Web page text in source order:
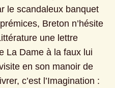
le scandaleux banquet
Breton n’hésite
une lettre
La Dame à la faux lui
en son manoir de
c’est l’Imagination :